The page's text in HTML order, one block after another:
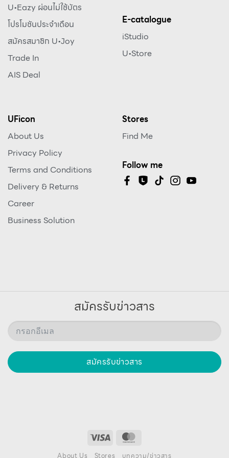
U•Eazy ผ่อนไม่ใช้บัตร
โปรโมชันประจำเดือน
สมัครสมาชิก U•Joy
Trade In
AIS Deal
E-catalogue
iStudio
U•Store
UFicon
About Us
Privacy Policy
Terms and Conditions
Delivery & Returns
Career
Business Solution
Stores
Find Me
Follow me
สมัครรับข่าวสาร
สมัครรับข่าวสาร
About Us Stores บทความ/ข่าวสาร